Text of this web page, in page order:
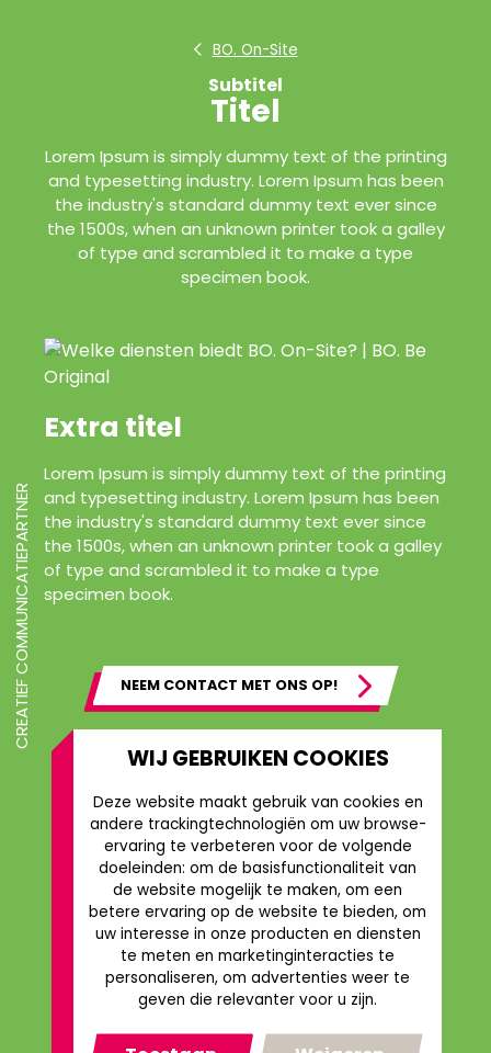
CREATIEF COMMUNICATIEPARTNER
BO. On-Site
Subtitel
Titel
Lorem Ipsum is simply dummy text of the printing
and typesetting industry. Lorem Ipsum has been
the industry's standard dummy text ever since
the 1500s, when an unknown printer took a galley
of type and scrambled it to make a type
specimen book.
Extra titel
Lorem Ipsum is simply dummy text of the printing
and typesetting industry. Lorem Ipsum has been
the industry's standard dummy text ever since
the 1500s, when an unknown printer took a galley
of type and scrambled it to make a type
specimen book.
NEEM CONTACT MET ONS OP!
WIJ GEBRUIKEN COOKIES
Deze website maakt gebruik van cookies en
andere trackingtechnologiën om uw browse-
ervaring te verbeteren voor de volgende
doeleinden:om de basisfunctionaliteit van
de website mogelijk te maken,om een
betere ervaring op de website te bieden,om
uw interesse in onze producten en diensten
te meten en marketinginteracties te
personaliseren,om advertenties weer te
geven die relevanter voor u zijn.